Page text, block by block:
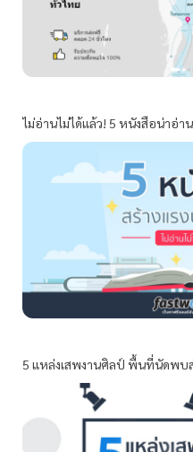
ไม่อ่านไม่ได้แล้ว! 5 หนังสือน่าอ่า
5 แหล่งเสพงานศิลป์ พื้นที่นัดพบ